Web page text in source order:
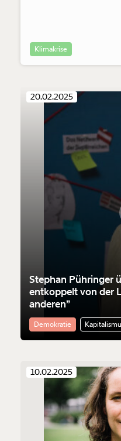
Klimakrise
20.02.2025
Stephan Pühringer
entkoppelt von der
anderen”
Demokratie
10.02.2025